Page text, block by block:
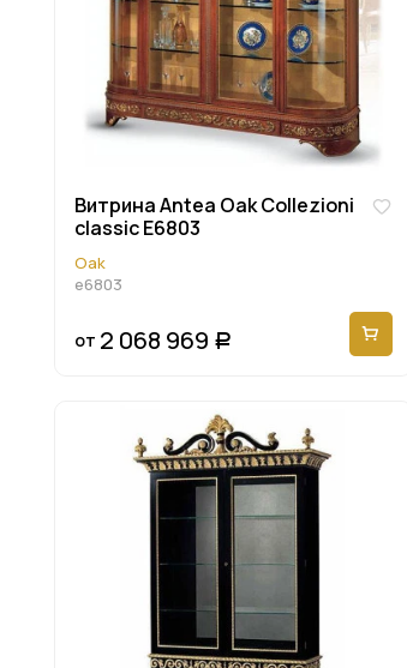
Витрина Antea Oak Collezioni
classic E6803
Oak
e6803
от 2 068 969 Р